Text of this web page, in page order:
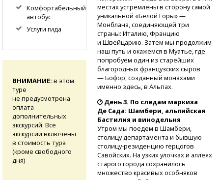
местах устремлены в сторону самой
уникальной «Белой Горы» —
Монблана, соединяющей три
страны: Италию, Францию
и Швейцарию. Затем мы продолжим
наш путь и окажемся в Муатье, где
попробуем один из старейших
благородных французских сыров
— Бофор, созданный монахами
именно здесь, в Альпах.
День 3. По следам маркиза
Де Сада: Шамбери, альпийская
Бастилия и винодельня
Утром мы поедем в Шамбери,
столицу департамента и бывшую
столицу-резиденцию герцогов
Савойских. На узких улочках и аллеях
старого города сохранилось
множество красивых особняков
Комфортабельный
автобус
Услуги гида
ВНИМАНИЕ: в этом
туре
не предусмотрена
оплата
дополнительных
экскурсий. Все
экскурсии включены
в стоимость тура
(кроме свободного
дня)